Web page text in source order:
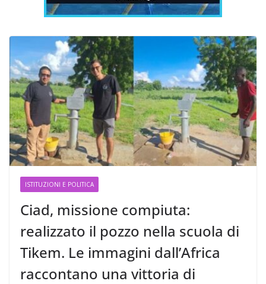
ISTITUZIONI E POLITICA
Ciad, missione compiuta:
realizzato il pozzo nella scuola di
Tikem. Le immagini dall’Africa
raccontano una vittoria di